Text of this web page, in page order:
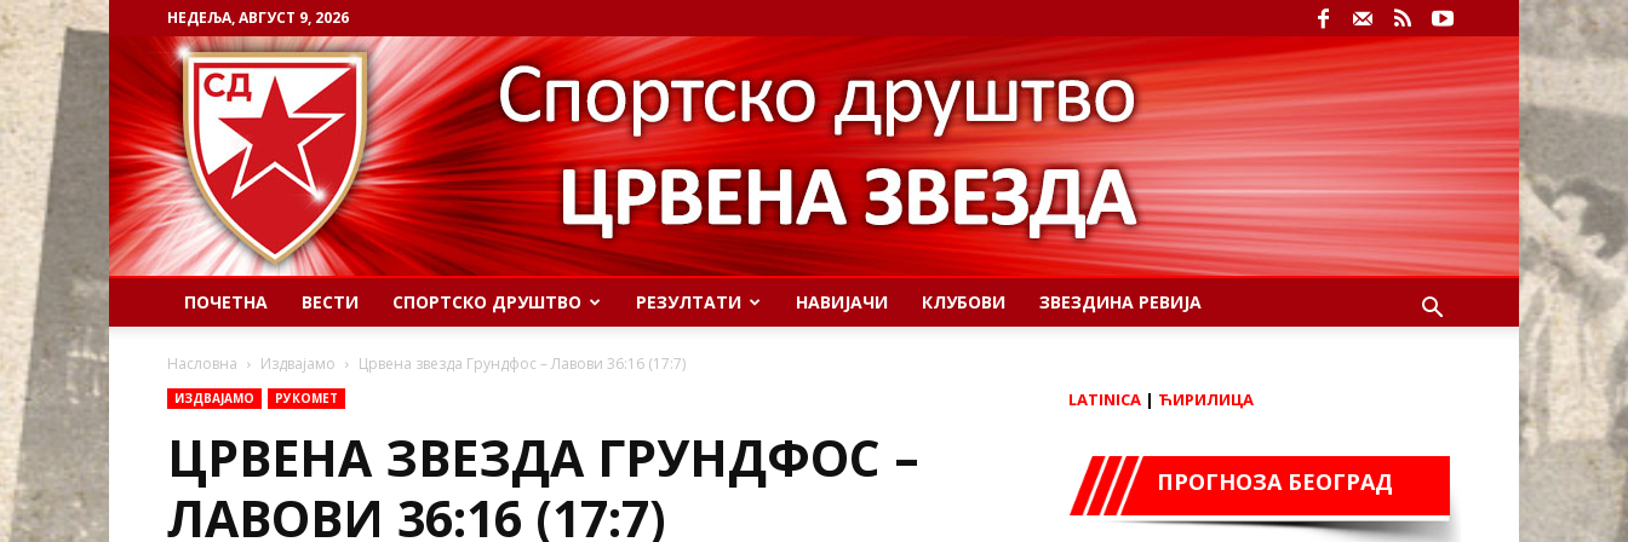
НЕДЕЉА, АВГУСТ 9, 2026
ПОЧЕТНА ВЕСТИ СПОРТСКО ДРУШТВО РЕЗУЛТАТИ НАВИЈАЧИ КЛУБОВИ ЗВЕЗДИНА РЕВИЈА
Насловна Издвајамо Црвена звезда Грундфос – Лавови 36:16 (17:7)
ИЗДВАЈАМО РУКОМЕТ
ЦРВЕНА ЗВЕЗДА ГРУНДФОС –
ЛАВОВИ 36:16 (17:7)
LATINICA | ЋИРИЛИЦА
ПРОГНОЗА БЕОГРАД